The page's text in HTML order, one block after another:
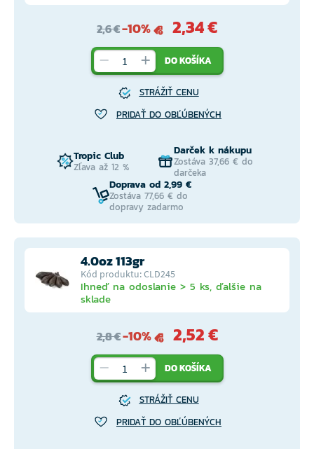
2,6 €-10% 2,34 €
DO KOŠÍKA
STRÁŽIŤ CENU
PRIDAŤ DO OBĽÚBENÝCH
Tropic Club
Zľava až 12 %
Darček k nákupu
Zostáva 37,66 € do
darčeka
Doprava od 2,99 €
Zostáva 77,66 € do
dopravy zadarmo
4.0oz 113gr
Kód produktu: CLD245
Ihneď na odoslanie > 5 ks, ďalšie na
sklade
2,8 €-10% 2,52 €
DO KOŠÍKA
STRÁŽIŤ CENU
PRIDAŤ DO OBĽÚBENÝCH